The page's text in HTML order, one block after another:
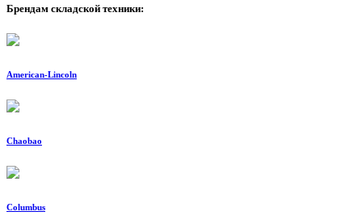
Брендам складской техники:
American-Lincoln
Chaobao
Columbus